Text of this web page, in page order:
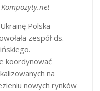
Polska
zespół ds.
koordynować
na
nowych rynków